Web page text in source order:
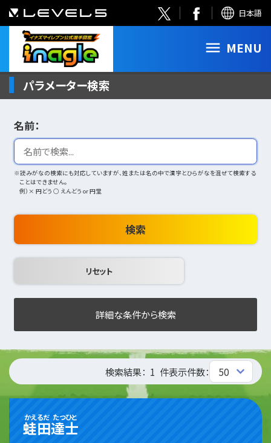
日本語
MENU
パラメーター検索
名前：
※読みがなの検索にも対応していますが、姓または名の中で漢字とひらがなを混ぜて検索する
ことはできません。
例）× 円どう ○ えんどう or 円堂
検索
詳細な条件から検索
検索結果： 1 件表示件数：
蛙田
かえるだ
達士
たつひと